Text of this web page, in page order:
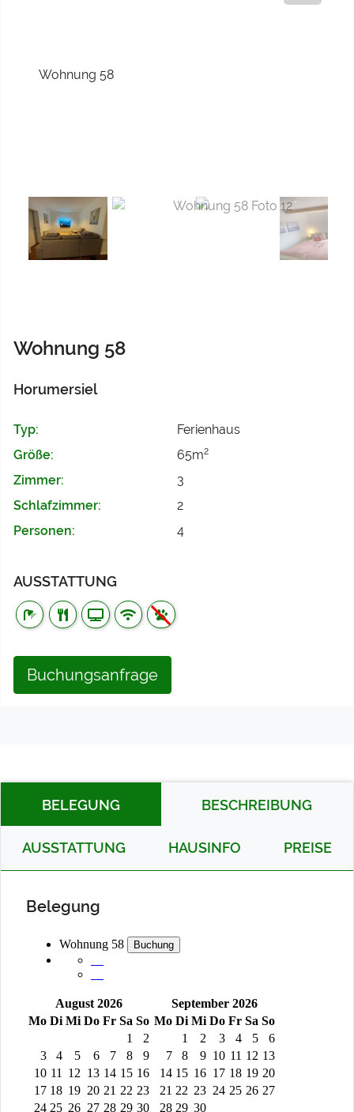
Wohnung 58
Horumersiel
Typ:
Ferienhaus
Größe:
65m2
Zimmer:
3
Schlafzimmer:
2
Personen:
4
AUSSTATTUNG
Buchungsanfrage
BELEGUNG BESCHREIBUNG
AUSSTATTUNG HAUSINFO PREISE
Belegung